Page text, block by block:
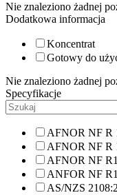
Nie znaleziono żadnej
Dodatkowa informacja
Koncentrat
Gotowy do
Nie znaleziono żadnej
Specyfikacje
AFNOR NF R
AFNOR NF R
AFNOR NF
ANFOR NF
AS/NZS